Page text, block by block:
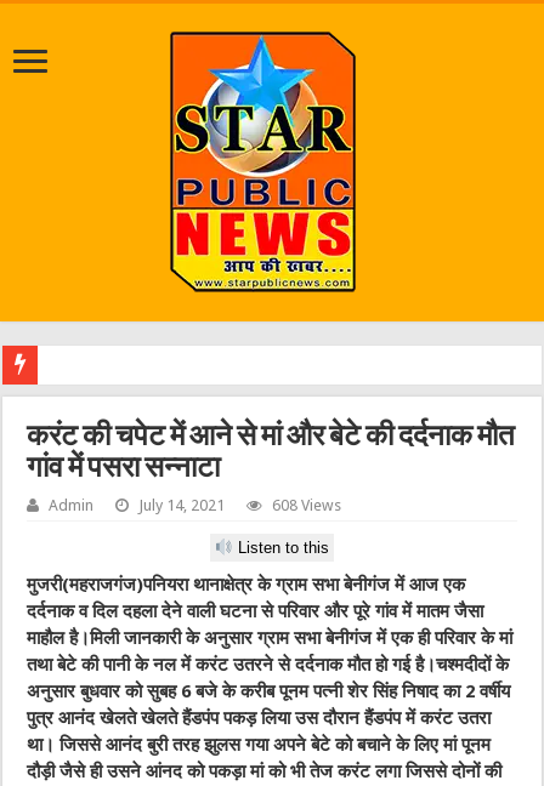
करंट की चपेट में आने से मां और बेटे की दर्दनाक मौत
गांव में पसरा सन्नाटा
Admin July 14, 2021 608 Views
Listen to this
मुजरी(महराजगंज)पनियरा थानाक्षेत्र के ग्राम सभा बेनीगंज में आज एक
दर्दनाक व दिल दहला देने वाली घटना से परिवार और पूरे गांव में मातम जैसा
माहौल है।मिली जानकारी के अनुसार ग्राम सभा बेनीगंज में एक ही परिवार के मां
तथा बेटे की पानी के नल में करंट उतरने से दर्दनाक मौत हो गई है।चश्मदीदों के
अनुसार बुधवार को सुबह 6 बजे के करीब पूनम पत्नी शेर सिंह निषाद का 2 वर्षीय
पुत्र आनंद खेलते खेलते हैंडपंप पकड़ लिया उस दौरान हैंडपंप में करंट उतरा
था। जिससे आनंद बुरी तरह झुलस गया अपने बेटे को बचाने के लिए मां पूनम
दौड़ी जैसे ही उसने आंनद को पकड़ा मां को भी तेज करंट लगा जिससे दोनों की